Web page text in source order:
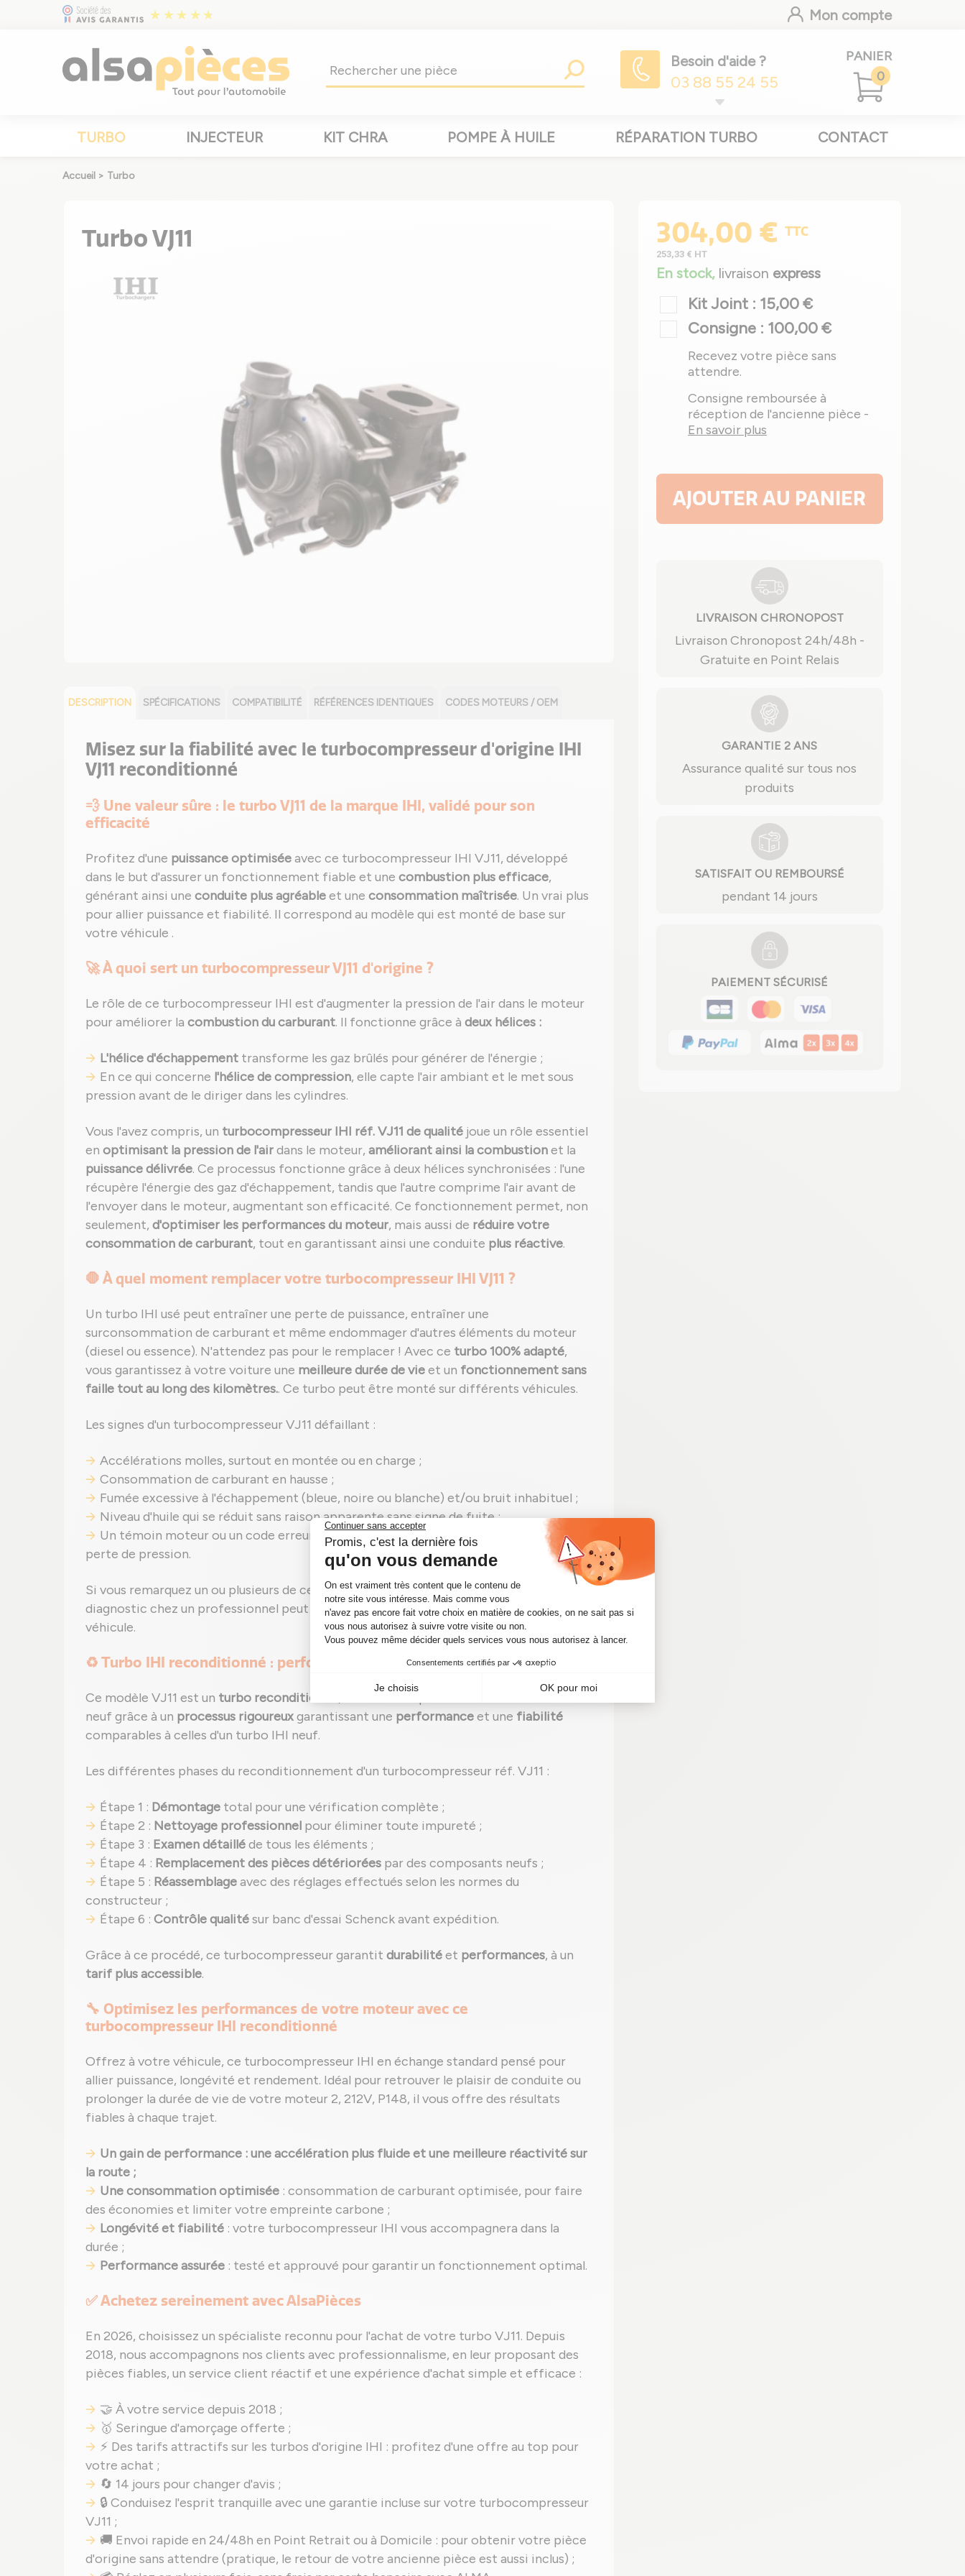
Mon compte
Besoin d'aide ?
03 88 55 24 55
PANIER
0
TURBO INJECTEUR KIT CHRA POMPE À HUILE RÉPARATION TURBO CONTACT
Accueil > Turbo
Turbo VJ11
DESCRIPTION SPÉCIFICATIONS COMPATIBILITÉ RÉFÉRENCES IDENTIQUES CODES MOTEURS / OEM
Misez sur la fiabilité avec le turbocompresseur d'origine IHI
VJ11 reconditionné
💨 Une valeur sûre : le turbo VJ11 de la marque IHI, validé pour son
efficacité
Profitez d'une puissance optimiséeavec ce turbocompresseur IHI VJ11, développé
dans le but d'assurer un fonctionnement fiable et une combustion plus efficace,
générant ainsi une conduite plus agréableet une consommation maîtrisée. Un vrai plus
pour allier puissance et fiabilité. Il correspond au modèle qui est monté de base sur
votre véhicule .
🚀 À quoi sert un turbocompresseur VJ11 d'origine ?
Le rôle de ce turbocompresseur IHI est d'augmenter la pression de l'air dans le moteur
pour améliorer la combustion du carburant. Il fonctionne grâce à deux hélices :
L'hélice d'échappement transforme les gaz brûlés pour générer de l'énergie ;
En ce qui concerne l'hélice de compression, elle capte l'air ambiant et le met sous
pression avant de le diriger dans les cylindres.
Vous l'avez compris, un turbocompresseur IHI réf. VJ11 de qualité joue un rôle essentiel
en optimisant la pression de l'airdans le moteur, améliorant ainsi la combustionet la
puissance délivrée. Ce processus fonctionne grâce à deux hélices synchronisées : l'une
récupère l'énergie des gaz d'échappement, tandis que l'autre comprime l'air avant de
l'envoyer dans le moteur, augmentant son efficacité. Ce fonctionnement permet, non
seulement, d'optimiser les performances du moteur, mais aussi de réduire votre
consommation de carburant, tout en garantissant ainsi une conduite plus réactive.
🛑 À quel moment remplacer votre turbocompresseur IHI VJ11 ?
Un turbo IHI usé peut entraîner une perte de puissance, entraîner une
surconsommation de carburant et même endommager d'autres éléments du moteur
(diesel ou essence). N'attendez pas pour le remplacer ! Avec ce turbo 100% adapté,
vous garantissez à votre voiture une meilleure durée de vieet un fonctionnement sans
faille tout au long des kilomètres.. Ce turbo peut être monté sur différents véhicules.
Les signes d'un turbocompresseur VJ11 défaillant :
Accélérations molles, surtout en montée ou en charge ;
Consommation de carburant en hausse ;
Fumée excessive à l'échappement (bleue, noire ou blanche) et/ou bruit inhabituel ;
Niveau d'huile qui se réduit sans raison apparente sans signe de fuite ;
Un témoin moteur ou un code erreur peut apparaître, comme le P0299 signalant une
perte de pression.
Si vous remarquez un ou plusieurs de ces signes, il est temps d'agir ! Un simple
diagnostic chez un professionnel peut éviter des réparations coûteuses sur votre
véhicule.
♻️ Turbo IHI reconditionné : performance et fiabilité garanties en 2026
Ce modèle VJ11 est un turbo reconditionné
, c'est-à-dire qu'il a été entièrement remis à
neuf grâce à un processus rigoureuxgarantissant une performanceet une fiabilité
comparables à celles d'un turbo IHI neuf.
Les différentes phases du reconditionnement d'un turbocompresseur réf. VJ11 :
Étape 1 : Démontage total pour une vérification complète ;
Étape 2 : Nettoyage professionnel pour éliminer toute impureté ;
Étape 3 : Examen détailléde tous les éléments ;
Étape 4 : Remplacement des pièces détériorées par des composants neufs ;
Étape 5 : Réassemblageavec des réglages effectués selon les normes du
constructeur ;
Étape 6 : Contrôle qualitésur banc d'essai Schenck avant expédition.
Grâce à ce procédé, ce turbocompresseur garantit durabilitéet performances, à un
tarif plus accessible.
🔧 Optimisez les performances de votre moteur avec ce
turbocompresseur IHI reconditionné
Offrez à votre véhicule, ce turbocompresseur IHI en échange standard pensé pour
allier puissance, longévité et rendement. Idéal pour retrouver le plaisir de conduite ou
prolonger la durée de vie de votre moteur 2, 212V, P148, il vous offre des résultats
fiables à chaque trajet.
Un gain de performance : une accélération plus fluide et une meilleure réactivité sur
la route ;
Une consommation optimisée : consommation de carburant optimisée, pour faire
des économies et limiter votre empreinte carbone ;
Longévité et fiabilité : votre turbocompresseur IHI vous accompagnera dans la
durée ;
Performance assurée : testé et approuvé pour garantir un fonctionnement optimal.
✅ Achetez sereinement avec AlsaPièces
En 2026, choisissez un spécialiste reconnu pour l'achat de votre turbo VJ11. Depuis
2018, nous accompagnons nos clients avec professionnalisme, en leur proposant des
pièces fiables, un service client réactif et une expérience d'achat simple et efficace :
🤝 À votre service depuis 2018 ;
🥇 Seringue d'amorçage offerte ;
⚡ Des tarifs attractifs sur les turbos d'origine IHI : profitez d'une offre au top pour
votre achat ;
🔄 14 jours pour changer d'avis ;
🔒 Conduisez l'esprit tranquille avec une garantie incluse sur votre turbocompresseur
VJ11 ;
🚚 Envoi rapide en 24/48h en Point Retrait ou à Domicile : pour obtenir votre pièce
d'origine sans attendre (pratique, le retour de votre ancienne pièce est aussi inclus) ;
304,00 € TTC
253,33 € HT
En stock, livraison express
Kit Joint : 15,00 €
Consigne : 100,00 €
Recevez votre pièce sans
attendre.
Consigne remboursée à
réception de l'ancienne pièce -
En savoir plus
AJOUTER AU PANIER
LIVRAISON CHRONOPOST
Livraison Chronopost 24h/48h -
Gratuite en Point Relais
GARANTIE 2 ANS
Assurance qualité sur tous nos
produits
SATISFAIT OU REMBOURSÉ
pendant 14 jours
PAIEMENT SÉCURISÉ